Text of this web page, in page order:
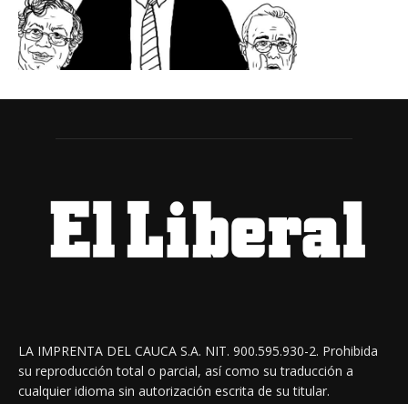
LA IMPRENTA DEL CAUCA S.A. NIT. 900.595.930-2. Prohibida
su reproducción total o parcial, así como su traducción a
cualquier idioma sin autorización escrita de su titular.